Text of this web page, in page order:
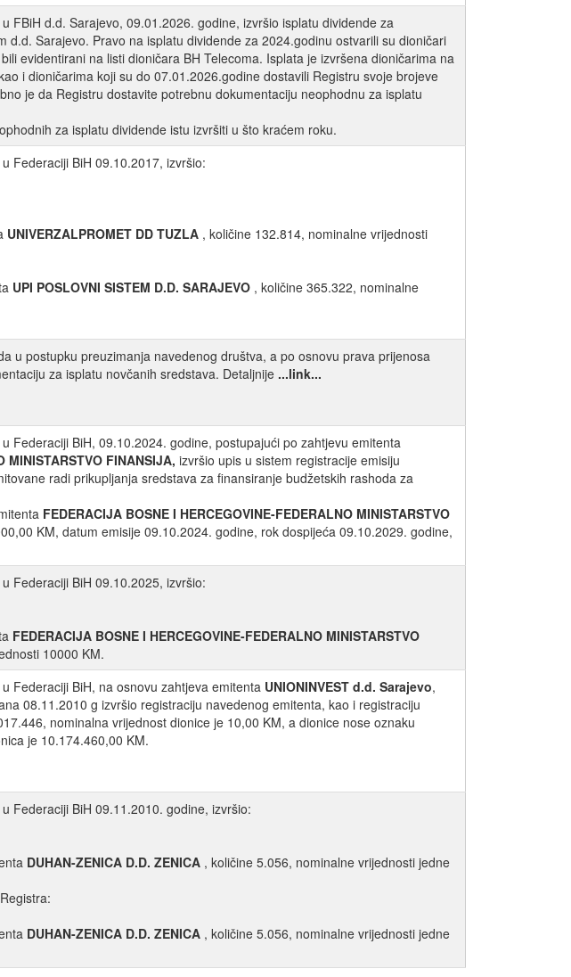
FBiH d.d. Sarajevo, 09.01.2026. godine, izvršio isplatu dividende za
d.d. Sarajevo. Pravo na isplatu dividende za 2024.godinu ostvarili su dioničari
evidentirani na listi dioničara BH Telecoma. Isplata je izvršena dioničarima na
i dioničarima koji su do 07.01.2026.godine dostavili Registru svoje brojeve
je da Registru dostavite potrebnu dokumentaciju neophodnu za isplatu
za isplatu dividende istu izvršiti u što kraćem roku.
Federaciji BiH 09.10.2017, izvršio:
UNIVERZALPROMET DD TUZLA , količine 132.814, nominalne vrijednosti
UPI POSLOVNI SISTEM D.D. SARAJEVO , količine 365.322, nominalne
u postupku preuzimanja navedenog društva, a po osnovu prava prijenosa
za isplatu novčanih sredstava. Detaljnije ...link...
Federaciji BiH, 09.10.2024. godine, postupajući po zahtjevu emitenta
MINISTARSTVO FINANSIJA, izvršio upis u sistem registracije emisiju
radi prikupljanja sredstava za finansiranje budžetskih rashoda za
FEDERACIJA BOSNE I HERCEGOVINE-FEDERALNO MINISTARSTVO
KM, datum emisije 09.10.2024. godine, rok dospijeća 09.10.2029. godine,
Federaciji BiH 09.10.2025, izvršio:
FEDERACIJA BOSNE I HERCEGOVINE-FEDERALNO MINISTARSTVO
10000 KM.
Federaciji BiH, na osnovu zahtjeva emitenta UNIONINVEST d.d. Sarajevo,
08.11.2010 g izvršio registraciju navedenog emitenta, kao i registraciju
nominalna vrijednost dionice je 10,00 KM, a dionice nose oznaku
je 10.174.460,00 KM.
Federaciji BiH 09.11.2010. godine, izvršio:
DUHAN-ZENICA D.D. ZENICA , količine 5.056, nominalne vrijednosti jedne
DUHAN-ZENICA D.D. ZENICA , količine 5.056, nominalne vrijednosti jedne